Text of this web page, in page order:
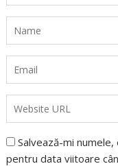
Salvează-mi
pentru data viitoare